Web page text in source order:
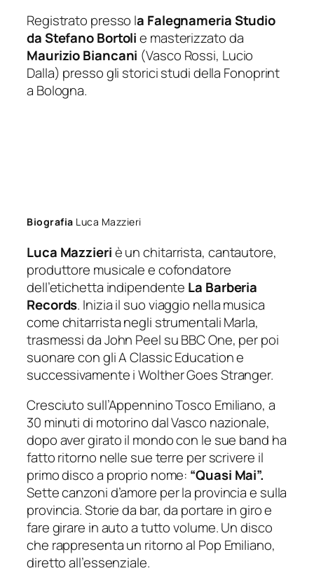
Registrato presso la Falegnameria Studio
da Stefano Bortolie masterizzato da
Maurizio Biancani (Vasco Rossi, Lucio
Dalla) presso gli storici studi della Fonoprint
a Bologna.
Biografia Luca Mazzieri
Luca Mazzieriè un chitarrista, cantautore,
produttore musicale e cofondatore
dell’etichetta indipendente La Barberia
Records. Inizia il suo viaggio nella musica
come chitarrista negli strumentali Marla,
trasmessi da John Peel su BBC One, per poi
suonare con gli A Classic Education e
successivamente i Wolther Goes Stranger.
Cresciuto sull’Appennino Tosco Emiliano, a
30 minuti di motorino dal Vasco nazionale,
dopo aver girato il mondo con le sue band ha
fatto ritorno nelle sue terre per scrivere il
primo disco a proprio nome: “Quasi Mai”.
Sette canzoni d’amore per la provincia e sulla
provincia. Storie da bar, da portare in giro e
fare girare in auto a tutto volume. Un disco
che rappresenta un ritorno al Pop Emiliano,
diretto all’essenziale.